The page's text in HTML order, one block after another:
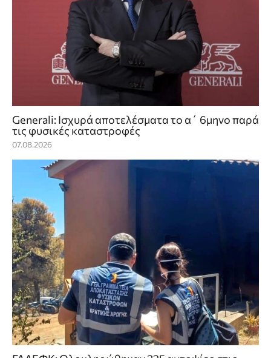
Generali: Ισχυρά αποτελέσματα το α΄ 6μηνο παρά
τις φυσικές καταστροφές
07.08.2026